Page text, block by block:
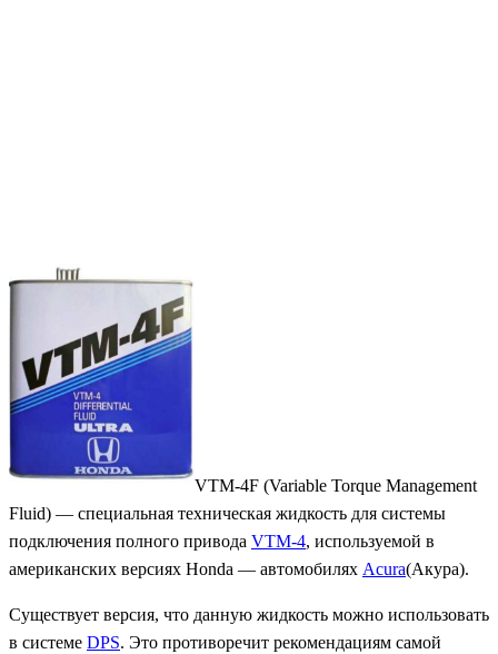
VTM-4F (Variable Torque Management
Fluid) — специальная техническая жидкость для системы
подключения полного привода VTM-4, используемой в
американских версиях Honda — автомобилях Acura(Акура).
Существует версия, что данную жидкость можно использовать
в системе DPS. Это противоречит рекомендациям самой